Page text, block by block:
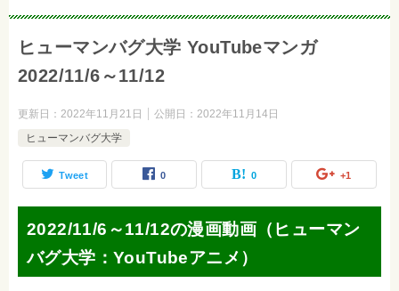
ヒューマンバグ大学 YouTubeマンガ
2022/11/6～11/12
更新日： 2022年11月21日 公開日： 2022年11月14日
ヒューマンバグ大学
Tweet 0 0 +1
2022/11/6～11/12の漫画動画（ヒューマン
バグ大学：YouTubeアニメ）